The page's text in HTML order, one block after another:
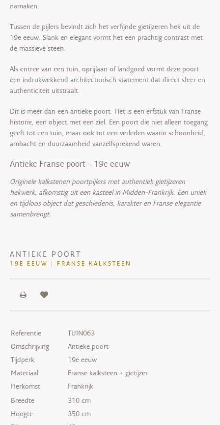
namaken.
Tussen de pijlers bevindt zich het verfijnde gietijzeren hek uit de
19e eeuw. Slank en elegant vormt het een prachtig contrast met
de massieve steen.
Als entree van een tuin, oprijlaan of landgoed vormt deze poort
een indrukwekkend architectonisch statement dat direct sfeer en
authenticiteit uitstraalt.
Dit is meer dan een antieke poort. Het is een erfstuk van Franse
historie, een object met een ziel. Een poort die niet alleen toegang
geeft tot een tuin, maar ook tot een verleden waarin schoonheid,
ambacht en duurzaamheid vanzelfsprekend waren.
Antieke Franse poort – 19e eeuw
Originele kalkstenen poortpijlers met authentiek gietijzeren
hekwerk, afkomstig uit een kasteel in Midden-Frankrijk. Een uniek
en tijdloos object dat geschiedenis, karakter en Franse elegantie
samenbrengt.
ANTIEKE POORT
19E EEUW | FRANSE KALKSTEEN
Referentie
TUIN063
Omschrijving
Antieke poort
Tijdperk
19e eeuw
Materiaal
Franse kalksteen + gietijzer
Herkomst
Frankrijk
Breedte
310 cm
Hoogte
350 cm